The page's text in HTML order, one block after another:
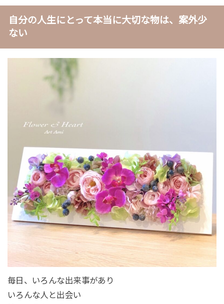
自分の人生にとって本当に大切な物は、案外少
ない
毎日、いろんな出来事があり
いろんな人と出会い